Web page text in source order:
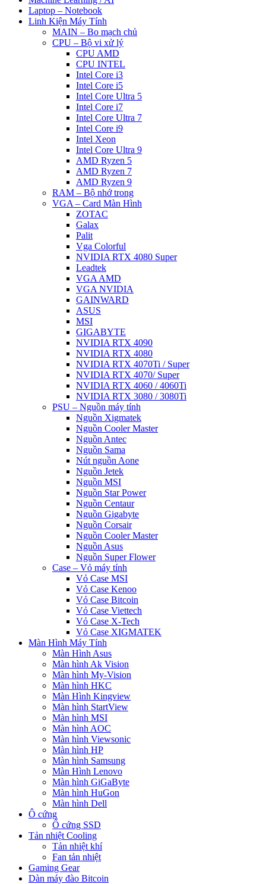
Laptop – Notebook
Linh Kiện Máy Tính
MAIN – Bo mạch chủ
CPU – Bộ vi xử lý
CPU AMD
CPU INTEL
Intel Core i3
Intel Core i5
Intel Core Ultra 5
Intel Core i7
Intel Core Ultra 7
Intel Core i9
Intel Xeon
Intel Core Ultra 9
AMD Ryzen 5
AMD Ryzen 7
AMD Ryzen 9
RAM – Bộ nhớ trong
VGA – Card Màn Hình
ZOTAC
Galax
Palit
Vga Colorful
NVIDIA RTX 4080 Super
Leadtek
VGA AMD
VGA NVIDIA
GAINWARD
ASUS
MSI
GIGABYTE
NVIDIA RTX 4090
NVIDIA RTX 4080
NVIDIA RTX 4070Ti / Super
NVIDIA RTX 4070/ Super
NVIDIA RTX 4060 / 4060Ti
NVIDIA RTX 3080 / 3080Ti
PSU – Nguồn máy tính
Nguồn Xigmatek
Nguồn Cooler Master
Nguồn Antec
Nguồn Sama
Nút nguồn Aone
Nguồn Jetek
Nguồn MSI
Nguồn Star Power
Nguồn Centaur
Nguồn Gigabyte
Nguồn Corsair
Nguồn Cooler Master
Nguồn Asus
Nguồn Super Flower
Case – Vỏ máy tính
Vỏ Case MSI
Vỏ Case Kenoo
Vỏ Case Bitcoin
Vỏ Case Viettech
Vỏ Case X-Tech
Vỏ Case XIGMATEK
Màn Hình Máy Tính
Màn Hình Asus
Màn hình Ak Vision
Màn hình My-Vision
Màn hình HKC
Màn Hình Kingview
Màn hình StartView
Màn hình MSI
Màn hình AOC
Màn hình Viewsonic
Màn hình HP
Màn hình Samsung
Màn Hình Lenovo
Màn hình GiGaByte
Màn hình HuGon
Màn hình Dell
Ô cứng
Ổ cứng SSD
Tản nhiệt Cooling
Tản nhiệt khí
Fan tản nhiệt
Gaming Gear
Dàn máy đào Bitcoin